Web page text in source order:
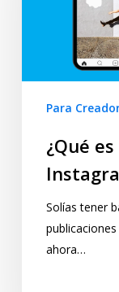
Para
¿Qué
Solías tener
ahora…